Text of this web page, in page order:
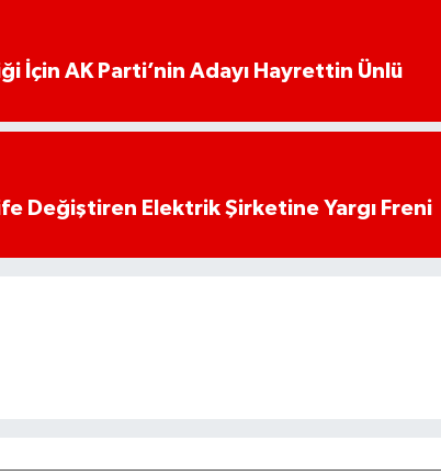
İçin AK Parti’nin Adayı Hayrettin Ünlü
Değiştiren Elektrik Şirketine Yargı Freni